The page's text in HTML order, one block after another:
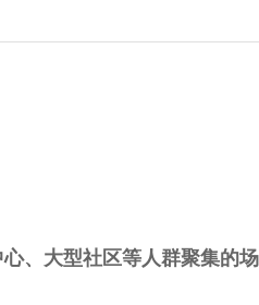
、大型社区等人群聚集的场